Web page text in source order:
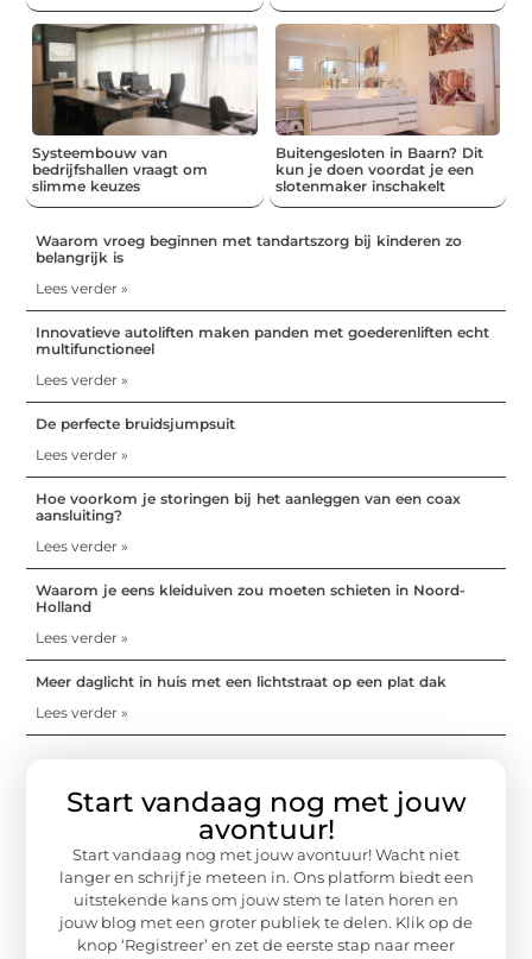
Systeembouw van
bedrijfshallen vraagt om
slimme keuzes
Buitengesloten in Baarn? Dit
kun je doen voordat je een
slotenmaker inschakelt
Waarom vroeg beginnen met tandartszorg bij kinderen zo
belangrijk is
Lees verder »
Innovatieve autoliften maken panden met goederenliften echt
multifunctioneel
Lees verder »
De perfecte bruidsjumpsuit
Lees verder »
Hoe voorkom je storingen bij het aanleggen van een coax
aansluiting?
Lees verder »
Waarom je eens kleiduiven zou moeten schieten in Noord-
Holland
Lees verder »
Meer daglicht in huis met een lichtstraat op een plat dak
Lees verder »
Start vandaag nog met jouw
avontuur!
Start vandaag nog met jouw avontuur! Wacht niet
langer en schrijf je meteen in. Ons platform biedt een
uitstekende kans om jouw stem te laten horen en
jouw blog met een groter publiek te delen. Klik op de
knop ‘Registreer’ en zet de eerste stap naar meer